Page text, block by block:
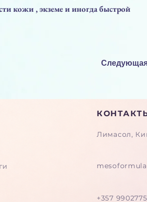
кожи , экземе и иногда быстрой
Лимасол,
+357